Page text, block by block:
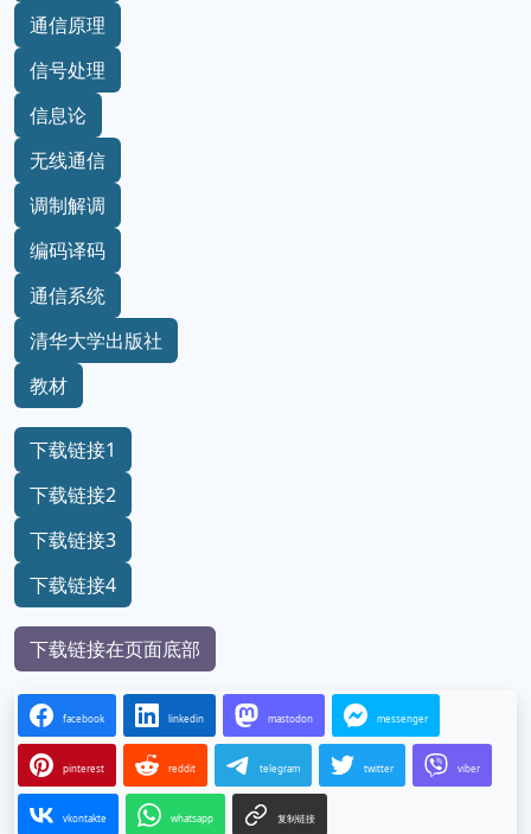
通信原理
信号处理
信息论
无线通信
调制解调
编码译码
通信系统
清华大学出版社
教材
下载链接1
下载链接2
下载链接3
下载链接4
下载链接在页面底部
facebook linkedin mastodon messenger
pinterest reddit telegram twitter viber
vkontakte whatsapp 复制链接